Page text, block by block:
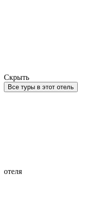
Скрыть
Все туры в этот отель
отеля